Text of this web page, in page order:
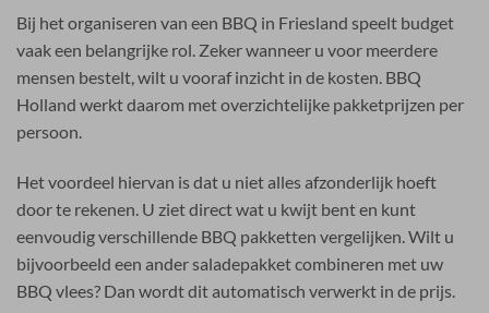
Bij het organiseren van een BBQ in Friesland speelt budget
vaak een belangrijke rol. Zeker wanneer u voor meerdere
mensen bestelt, wilt u vooraf inzicht in de kosten. BBQ
Holland werkt daarom met overzichtelijke pakketprijzen per
persoon.
Het voordeel hiervan is dat u niet alles afzonderlijk hoeft
door te rekenen. U ziet direct wat u kwijt bent en kunt
eenvoudig verschillende BBQ pakketten vergelijken. Wilt u
bijvoorbeeld een ander saladepakket combineren met uw
BBQ vlees? Dan wordt dit automatisch verwerkt in de prijs.